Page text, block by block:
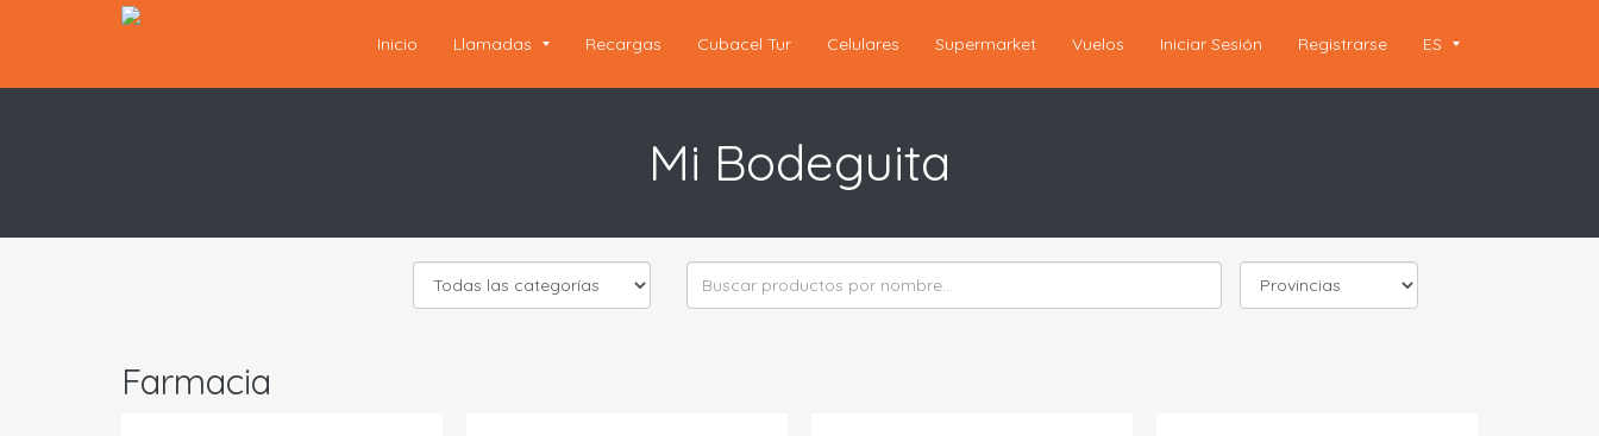
Inicio Llamadas Recargas Cubacel Tur Celulares Supermarket Vuelos Iniciar Sesión Registrarse ES
Mi Bodeguita
Farmacia